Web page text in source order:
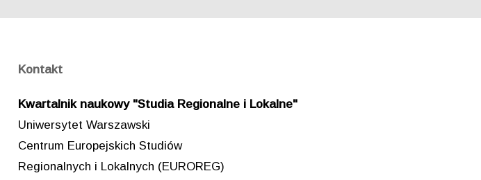
Kontakt
Kwartalnik naukowy "Studia Regionalne i Lokalne"
Uniwersytet Warszawski
Centrum Europejskich Studiów
Regionalnych i Lokalnych (EUROREG)